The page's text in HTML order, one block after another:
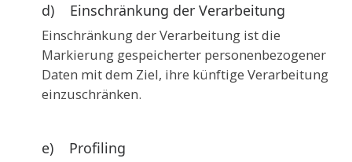
d) Einschränkung der Verarbeitung
Einschränkung der Verarbeitung ist die
Markierung gespeicherter personenbezogener
Daten mit dem Ziel, ihre künftige Verarbeitung
einzuschränken.
e) Profiling